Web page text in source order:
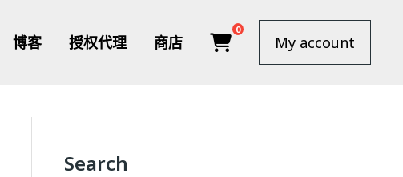
博客 授权代理 商店
0
My account
Search